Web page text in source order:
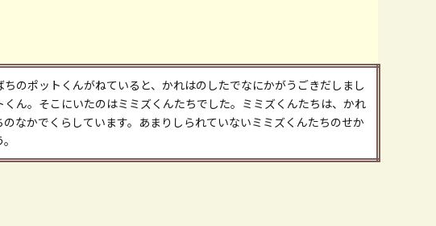
のポットくんがねていると、かれはのしたでなにかがうごきだしまし
ん。そこにいたのはミミズくんたちでした。ミミズくんたちは、かれ
なかでくらしています。あまりしられていないミミズくんたちのせか